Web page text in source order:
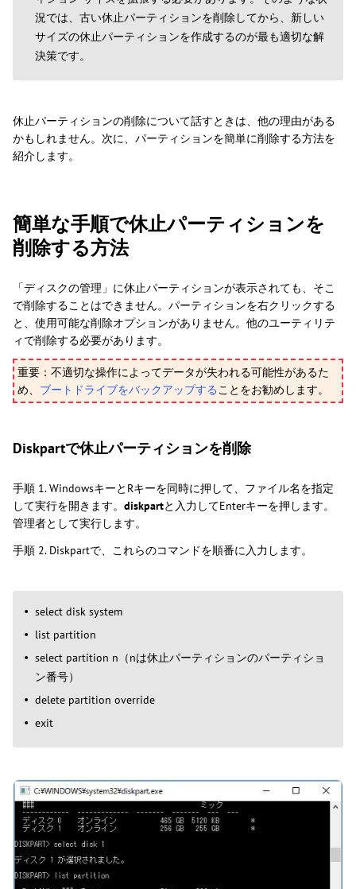
況では、古い休止パーティションを削除してから、新しい
サイズの休止パーティションを作成するのが最も適切な解
決策です。
休止パーティションの削除について話すときは、他の理由がある
かもしれません。次に、パーティションを簡単に削除する方法を
紹介します。
簡単な手順で休止パーティションを
削除する方法
「ディスクの管理」に休止パーティションが表示されても、そこ
で削除することはできません。パーティションを右クリックする
と、使用可能な削除オプションがありません。他のユーティリテ
ィで削除する必要があります。
重要：不適切な操作によってデータが失われる可能性があるた
め、 ブートドライブをバックアップすることをお勧めします。
Diskpartで休止パーティションを削除
手順 1. WindowsキーとRキーを同時に押して、ファイル名を指定
して実行を開きます。 diskpartと入力してEnterキーを押します。
管理者として実行します。
手順 2. Diskpartで、これらのコマンドを順番に入力します。
select disk system
list partition
select partition n（nは休止パーティションのパーティショ
ン番号）
delete partition override
exit